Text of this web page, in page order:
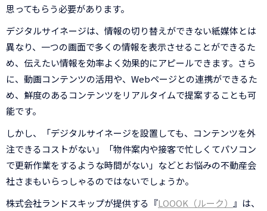
思ってもらう必要があります。
デジタルサイネージは、情報の切り替えができない紙媒体とは
異なり、一つの画面で多くの情報を表示させることができるた
め、伝えたい情報を効率よく効果的にアピールできます。さら
に、動画コンテンツの活用や、Webページとの連携ができるた
め、鮮度のあるコンテンツをリアルタイムで提案することも可
能です。
しかし、「デジタルサイネージを設置しても、コンテンツを外
注できるコストがない」「物件案内や接客で忙しくてパソコン
で更新作業をするような時間がない」などとお悩みの不動産会
社さまもいらっしゃるのではないでしょうか。
株式会社ランドスキップが提供する『LOOOK（ルーク） 』は、